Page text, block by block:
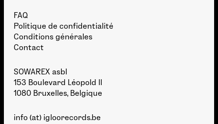
FAQ
Politique de confidentialité
Conditions générales
Contact
SOWAREX asbl
153 Boulevard Léopold II
1080 Bruxelles, Belgique
info (at) igloorecords.be